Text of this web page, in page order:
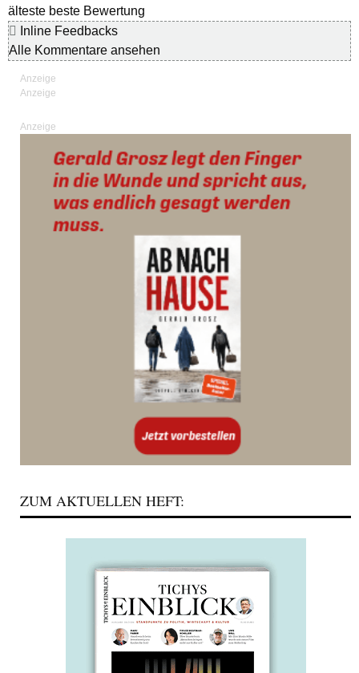
älteste beste Bewertung
Inline Feedbacks
Alle Kommentare ansehen
Anzeige
ZUM AKTUELLEN HEFT: